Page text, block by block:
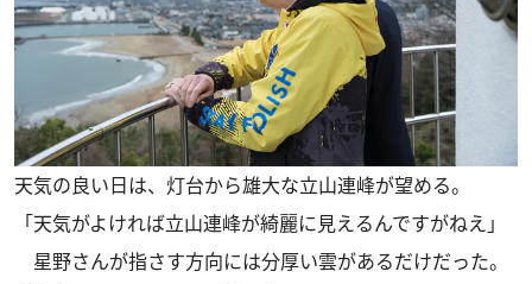
天気の良い日は、灯台から雄大な立山連峰が望める。
「天気がよければ立山連峰が綺麗に見えるんですがねえ」
星野さんが指さす方向には分厚い雲があるだけだった。